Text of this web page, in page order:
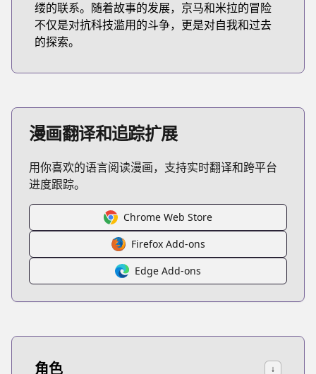
缕的联系。随着故事的发展，京马和米拉的冒险
不仅是对抗科技滥用的斗争，更是对自我和过去
的探索。
漫画翻译和追踪扩展
用你喜欢的语言阅读漫画，支持实时翻译和跨平台
进度跟踪。
Chrome Web Store
Firefox Add-ons
Edge Add-ons
角色 ↓